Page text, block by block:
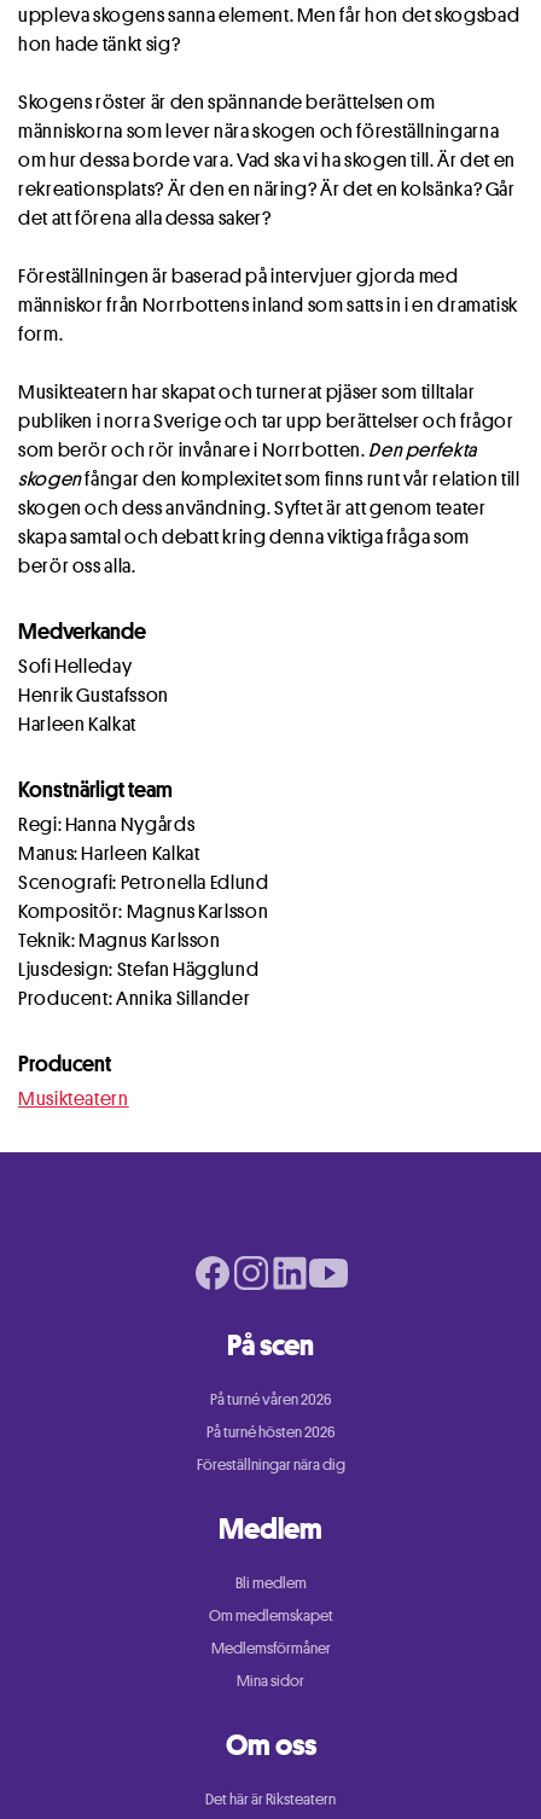
uppleva skogens sanna element. Men får hon det skogsbad
hon hade tänkt sig?
Skogens röster är den spännande berättelsen om
människorna som lever nära skogen och föreställningarna
om hur dessa borde vara. Vad ska vi ha skogen till. Är det en
rekreationsplats? Är den en näring? Är det en kolsänka? Går
det att förena alla dessa saker?
Föreställningen är baserad på intervjuer gjorda med
människor från Norrbottens inland som satts in i en dramatisk
form.
Musikteatern har skapat och turnerat pjäser som tilltalar
publiken i norra Sverige och tar upp berättelser och frågor
som berör och rör invånare i Norrbotten.Den perfekta
skogenfångar den komplexitet som finns runt vår relation till
skogen och dess användning. Syftet är att genom teater
skapa samtal och debatt kring denna viktiga fråga som
berör oss alla.
Medverkande
Sofi Helleday
Henrik Gustafsson
Harleen Kalkat
Konstnärligt team
Regi: Hanna Nygårds
Manus: Harleen Kalkat
Scenografi: Petronella Edlund
Kompositör: Magnus Karlsson
Teknik: Magnus Karlsson
Ljusdesign: Stefan Hägglund
Producent: Annika Sillander
Producent
Musikteatern
På scen
På turné våren 2026
På turné hösten 2026
Föreställningar nära dig
Medlem
Bli medlem
Om medlemskapet
Medlemsförmåner
Mina sidor
Om oss
Det här är Riksteatern
Facebook page
Instagram page
LinkedIn pageYoutube page